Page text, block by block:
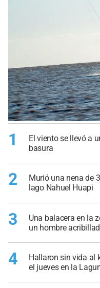
1
El viento se llevó a
basura
2
Murió una nena de
lago Nahuel Huapi
3
Una balacera en la
un hombre
4
Hallaron sin vida al
el jueves en la